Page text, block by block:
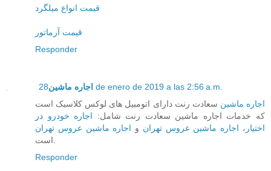
قیمت انواع میلگرد
قیمت آرماتور
Responder
اجاره ماشین 28 de enero de 2019 a las 2:56 a.m.
اجاره ماشین سعادت رنت دارای اتومبیل های لوکس کلاسیک است
که خدمات اجاره ماشین سعادت رنت شامل: اجاره خودرو در
اختیار ، اجاره ماشین عروس تهران و اجاره ماشین عروس تهران
Responder